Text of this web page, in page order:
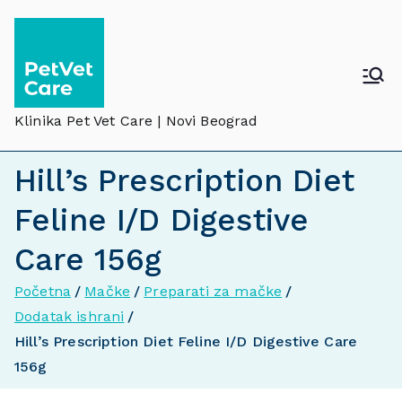
Klinika Pet Vet Care | Novi Beograd
Hill’s Prescription Diet
Feline I/D Digestive
Care 156g
Početna Mačke
Preparati za mačke
Dodatak ishrani
Hill’s Prescription Diet Feline I/D Digestive Care
156g